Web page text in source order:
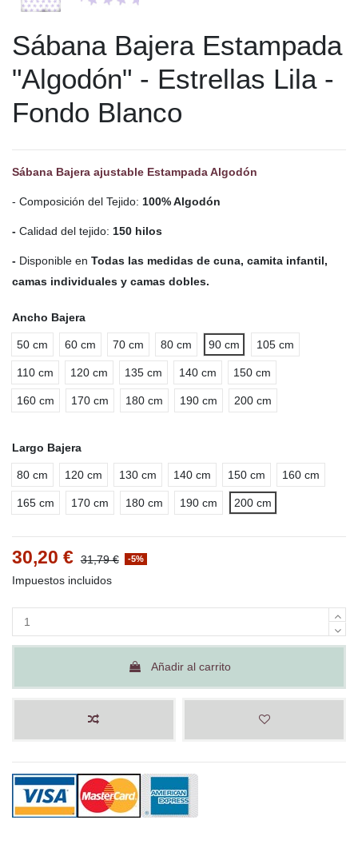
Sábana Bajera Estampada
"Algodón" - Estrellas Lila -
Fondo Blanco
Sábana Bajera ajustable Estampada Algodón
- Composición del Tejido: 100% Algodón
- Calidad del tejido: 150 hilos
- Disponible en Todas las medidas de cuna, camita infantil,
camas individuales y camas dobles.
Ancho Bajera
50 cm 60 cm 70 cm 80 cm 90 cm 105 cm
110 cm 120 cm 135 cm 140 cm 150 cm
160 cm 170 cm 180 cm 190 cm 200 cm
Largo Bajera
80 cm 120 cm 130 cm 140 cm 150 cm 160 cm
165 cm 170 cm 180 cm 190 cm 200 cm
30,20 € 31,79 € -5%
Impuestos incluidos
Añadir al carrito